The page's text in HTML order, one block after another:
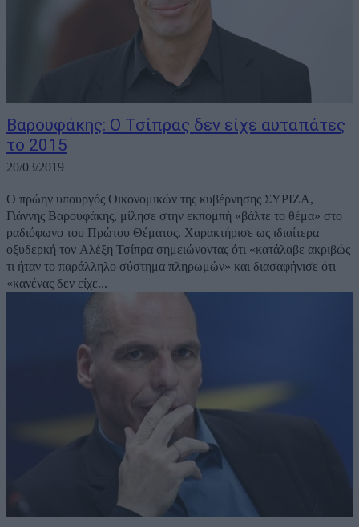
Βαρουφάκης: Ο Τσίπρας δεν είχε αυταπάτες
το 2015
20/03/2019
Ο πρώην υπουργός Οικονομικών της κυβέρνησης ΣΥΡΙΖΑ,
Γιάννης Βαρουφάκης, μίλησε στην εκπομπή «βάλτε το θέμα» στο
ραδιόφωνο του Πρώτου Θέματος. Χαρακτήρισε ως ιδιαίτερα
οξυδερκή τον Αλέξη Τσίπρα σημειώνοντας ότι «κατάλαβε ακριβώς
τι ήταν το παράλληλο σύστημα πληρωμών» και διασαφήνισε ότι
«κανένας δεν είχε...